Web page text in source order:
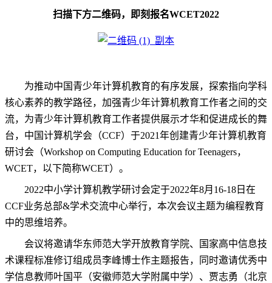
扫描下方二维码，即刻报名WCET2022
为推动中国青少年计算机教育的有序发展，探索指向学科
核心素养的教学路径，加强青少年计算机教育工作者之间的交
流，为青少年计算机教育工作者提供展示才华和促进成长的舞
台，中国计算机学会（CCF）于2021年创建青少年计算机教育
研讨会（Workshop on Computing Education for Teenagers，
WCET，以下简称WCET）。
2022中小学计算机教学研讨会定于2022年8月 16-18 日在
CCF业务总部&学术交流中心举行，本次会议主题为编程教育
中的思维培养。
会议将邀请华东师范大学开放教育学院、国家高中信息技
术课程标准修订组成员李峰博士作主题报告，同时邀请优秀中
学信息教师叶国平（安徽师范大学附属中学）、贾志勇（北京